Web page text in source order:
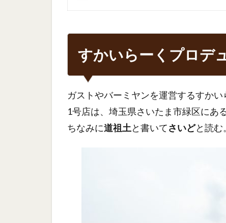
すかいらーくプロデ
ガストやバーミヤンを運営するすか
1号店は、埼玉県さいたま市緑区にあ
ちなみに道祖土と書いてさいどと読む